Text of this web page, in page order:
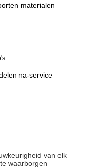
materialen
na-service
van elk
waarborgen